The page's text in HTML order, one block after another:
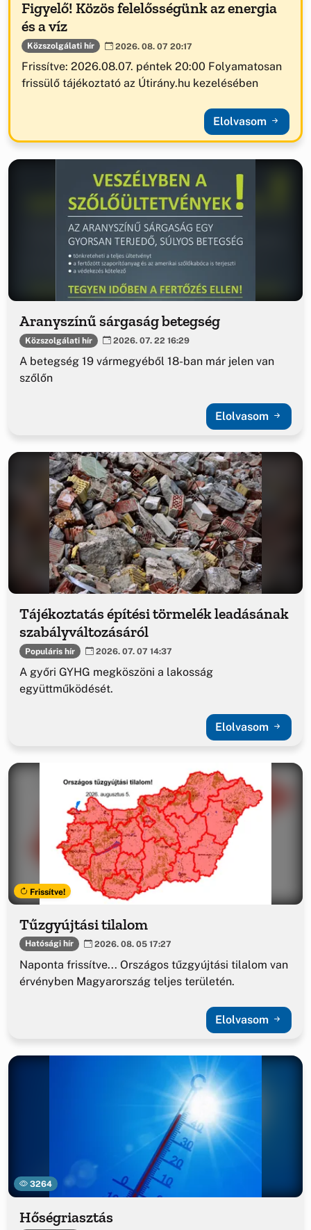
Figyelő! Közös felelősségünk az energia
és a víz
Közszolgálati hír 2026. 08. 07 20:17
Frissítve: 2026.08.07. péntek 20:00 Folyamatosan
frissülő tájékoztató az Útirány.hu kezelésében
Elolvasom
Aranyszínű sárgaság betegség
Közszolgálati hír 2026. 07. 22 16:29
A betegség 19 vármegyéből 18-ban már jelen van
szőlőn
Elolvasom
Tájékoztatás építési törmelék leadásának
szabályváltozásáról
Populáris hír 2026. 07. 07 14:37
A győri GYHG megköszöni a lakosság
együttműködését.
Elolvasom
Frissítve!
Tűzgyújtási tilalom
Hatósági hír 2026. 08. 05 17:27
Naponta frissítve... Országos tűzgyújtási tilalom van
érvényben Magyarország teljes területén.
Elolvasom
3264
Hőségriasztás